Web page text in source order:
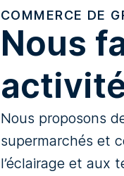
COMMERCE DE
Nous
Nous proposons
supermarchés et
l’éclairage et aux